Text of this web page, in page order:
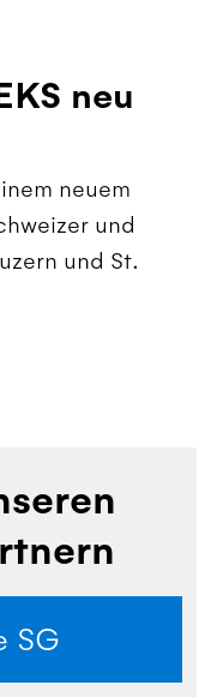
neu
neuem
und
und St.
SG